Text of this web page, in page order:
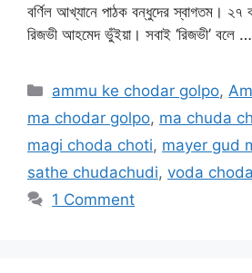
বর্ণিল আখ্যানে পাঠক বন্ধুদের স্বাগতম। ২৭
রিজভী আহমেদ ভুঁইয়া। সবাই ‘রিজভী’ বলে …
Categories
ammu ke chodar golpo,
ma chodar golpo, ma chuda
magi choda choti, mayer gud
sathe chudachudi, voda
1 Comment